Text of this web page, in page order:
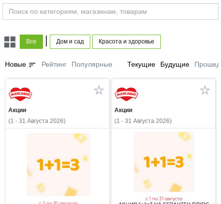
Все Дом и сад Красота и здоровье
Новые sort Рейтинг Популярные Текущие Будущие
Акции
(1 - 31 Августа 2026)
Акции
(1 - 31 Августа 2026)